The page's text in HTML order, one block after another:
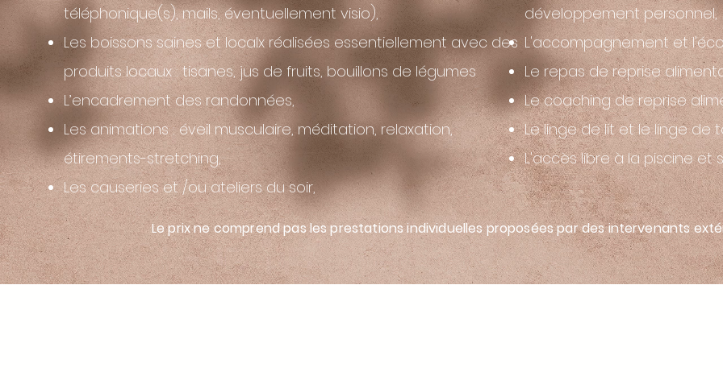
téléphonique(s), mails, éventuellement visio),
Les boissons saines et localx réalisées essentiellement avec des
produits locaux : tisanes, jus de fruits, bouillons de légumes
L’encadrement des randonnées,
Les animations : éveil musculaire, méditation, relaxation,
étirements-stretching,
Les causeries et /ou ateliers du soir,
développement personnel,
L'accompagnement et
Le repas de reprise
Le coaching de reprise
Le linge de lit et le linge de
L'accès libre à la piscine et
Le prix ne comprend pas les prestations individuelles proposées par des intervenants